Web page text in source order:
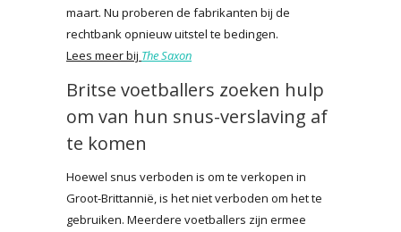
maart. Nu proberen de fabrikanten bij de
rechtbank opnieuw uitstel te bedingen.
Lees meer bij The Saxon
Britse voetballers zoeken hulp
om van hun snus-verslaving af
te komen
Hoewel snus verboden is om te verkopen in
Groot-Brittannië, is het niet verboden om het te
gebruiken. Meerdere voetballers zijn ermee